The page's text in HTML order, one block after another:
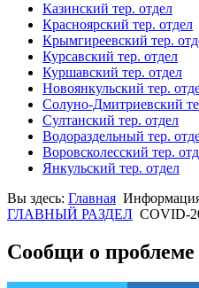
Казинский тер. отдел
Красноярский тер. отдел
Крымгиреевский тер.
Курсавский тер. отдел
Куршавский тер. отдел
Новоянкульский тер.
Солуно-Дмитриевский
Султанский тер. отдел
Водораздельный тер.
Воровсколесский тер.
Янкульский тер. отдел
Вы здесь: Главная
ГЛАВНЫЙ РАЗДЕЛ COVID-
Сообщи о проблеме